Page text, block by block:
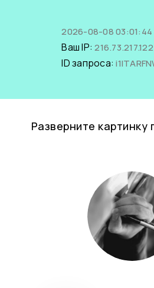
2026-08-08 03:01:44
Ваш IP:216.73.217.122
ID запроса:
Разверните картинку